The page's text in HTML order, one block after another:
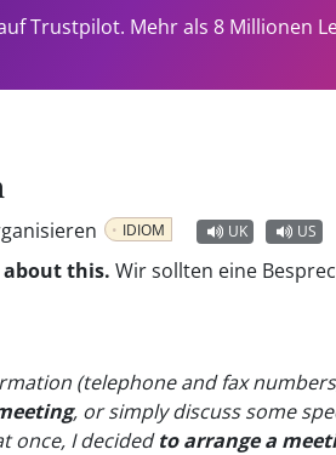
Trustpilot. Mehr als 8 Millionen
IDIOM UK US
about this. Wir sollten eine
(telephone and fax
, or simply discuss some
once, I decidedto arrange a